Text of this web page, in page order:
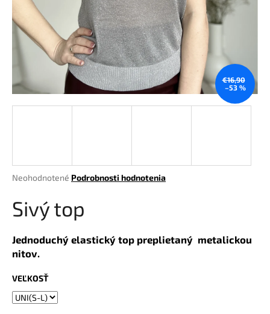
Priemerné
produktu
je
z
5
hviezdičiek.
Neohodnotené Podrobnosti hodnotenia
Sivý top
Jednoduchý elastický top preplietaný metalickou
nitov.
VEĽKOSŤ
€16,90
–53 %
á
?
d
p
o
r
ú
č
a
m